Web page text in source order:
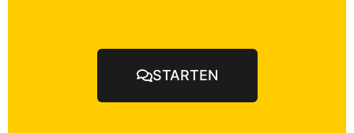
STARTEN